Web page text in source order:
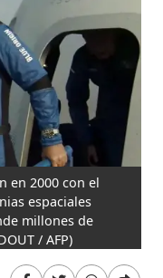
en 2000 con el
espaciales
millones de
/ AFP)